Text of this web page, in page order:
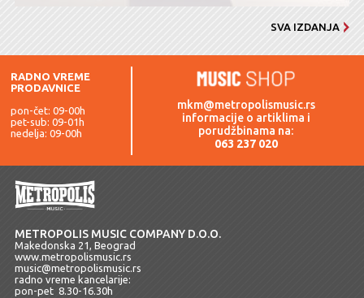
SVA IZDANJA
RADNO VREME
PRODAVNICE
pon-čet: 09-00h
pet-sub: 09-01h
nedelja: 09-00h
mkm@metropolismusic.rs
informacije o artiklima i
porudžbinama na:
063 237 020
METROPOLIS MUSIC COMPANY D.O.O.
Makedonska 21, Beograd
www.metropolismusic.rs
music@metropolismusic.rs
radno vreme kancelarije:
pon-pet 8.30-16.30h